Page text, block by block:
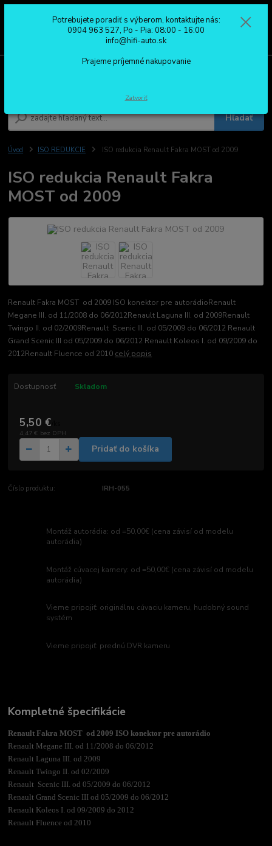
Hľadať
0904 963 527
Po - Pia: 08:00 - 16:00
Úvod ISO REDUKCIE ISO redukcia Renault Fakra MOST od 2009
ISO redukcia Renault Fakra
MOST od 2009
Renault Fakra MOST od 2009 ISO konektor pre autorádioRenault
Megane III. od 11/2008 do 06/2012Renault Laguna III. od 2009Renault
Twingo II. od 02/2009Renault Scenic III. od 05/2009 do 06/2012 Renault
Grand Scenic III od 05/2009 do 06/2012 Renault Koleos I. od 09/2009 do
2012Renault Fluence od 2010 celý popis
Dostupnosť Skladom
5,50 €
4,47 € bez DPH
Pridať do košíka
Číslo produktu: IRH-055
Montáž autorádia: od =50,00€ (cena závisí od modelu
autorádia)
Montáž cúvacej kamery: od =50,00€ (cena závisí od modelu
autorádia)
Vieme pripojiť: originálnu cúvaciu kameru, hudobný sound
systém
Vieme pripojiť: prednú DVR kameru
Kompletné špecifikácie
Renault Fakra MOST od 2009 ISO konektor pre autorádio
Renault Megane III. od 11/2008 do 06/2012
Renault Laguna III. od 2009
Renault Twingo II. od 02/2009
Renault Scenic III. od 05/2009 do 06/2012
Renault Grand Scenic III od 05/2009 do 06/2012
Renault Koleos I. od 09/2009 do 2012
Renault Fluence od 2010
Potrebujete poradiť s výberom, kontaktujte nás:
0904 963 527, Po - Pia: 08:00 - 16:00
info@hifi-auto.sk
Prajeme príjemné nakupovanie
Zatvoriť